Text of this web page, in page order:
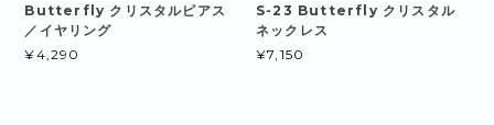
Butterfly クリスタルピアス
／イヤリング
¥4,290
S-23 Butterfly クリスタル
ネックレス
¥7,150